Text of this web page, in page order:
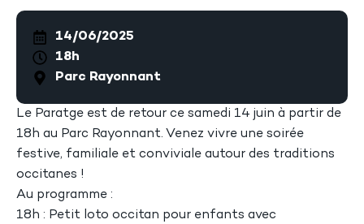
14/06/2025
18h
Parc Rayonnant
Le Paratge est de retour ce samedi 14 juin à partir de
18h au Parc Rayonnant. Venez vivre une soirée
festive, familiale et conviviale autour des traditions
occitanes !
Au programme :
18h : Petit loto occitan pour enfants avec